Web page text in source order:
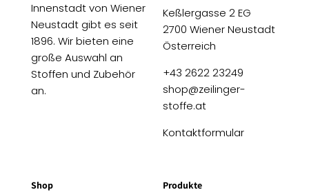
Innenstadt von Wiener
Neustadt gibt es seit
1896. Wir bieten eine
große Auswahl an
Stoffen und Zubehör
an.
Keßlergasse 2 EG
2700 Wiener Neustadt
Österreich
+43 2622 23249
shop@zeilinger-
stoffe.at
Kontaktformular
Shop Produkte